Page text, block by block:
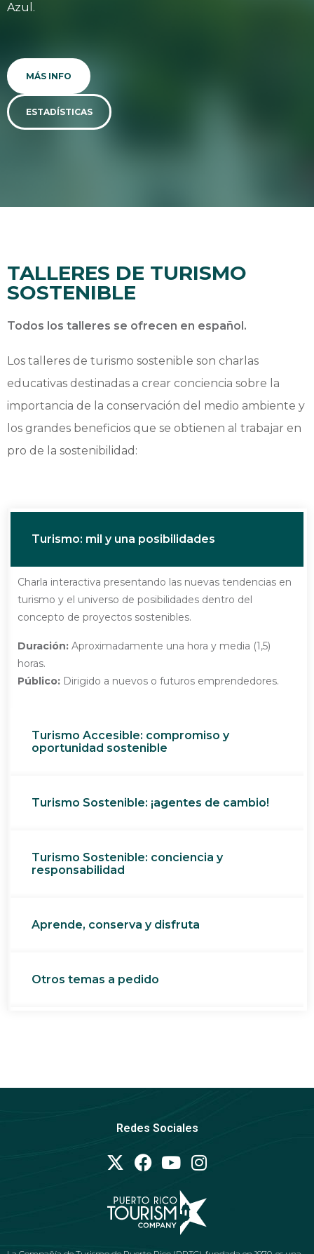
Azul.
MÁS INFO
ESTADÍSTICAS
TALLERES DE TURISMO
SOSTENIBLE
Todos los talleres se ofrecen en español.
Los talleres de turismo sostenible son charlas
educativas destinadas a crear conciencia sobre la
importancia de la conservación del medio ambiente y
los grandes beneficios que se obtienen al trabajar en
pro de la sostenibilidad:
Turismo: mil y una posibilidades
Charla interactiva presentando las nuevas tendencias en
turismo y el universo de posibilidades dentro del
concepto de proyectos sostenibles.
Duración: Aproximadamente una hora y media (1,5)
horas.
Público: Dirigido a nuevos o futuros emprendedores.
Turismo Accesible: compromiso y
oportunidad sostenible
Turismo Sostenible: ¡agentes de cambio!
Turismo Sostenible: conciencia y
responsabilidad
Aprende, conserva y disfruta
Otros temas a pedido
Redes Sociales